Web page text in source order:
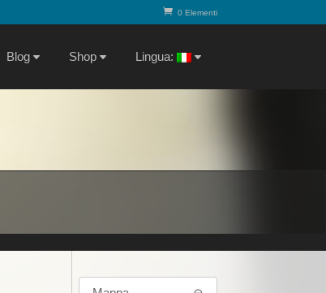
0 Elementi
Blog Shop Lingua: